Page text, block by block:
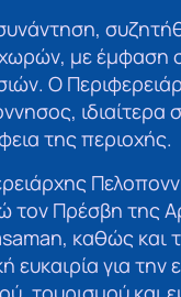
με έμφαση
Ο
της περιοχής.
τον Πρέσβη της
καθώς και
ευκαιρία για